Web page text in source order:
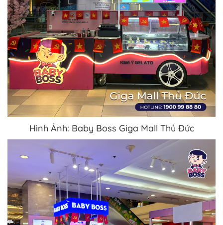
Hình Ảnh: Baby Boss Giga Mall Thủ Đức